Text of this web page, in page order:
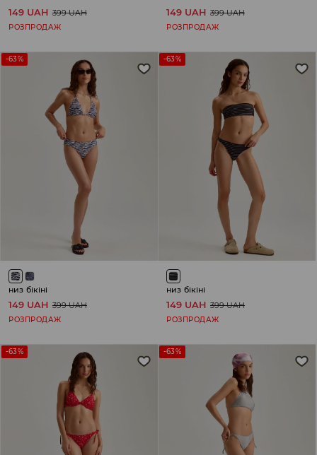
149 UAH 399 UAH
РОЗПРОДАЖ
149 UAH 399 UAH
РОЗПРОДАЖ
-63%
низ бікіні
149 UAH 399 UAH
РОЗПРОДАЖ
-63%
низ бікіні
149 UAH 399 UAH
РОЗПРОДАЖ
-63% -63%